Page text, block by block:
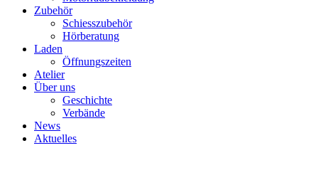
Zubehör
Schiesszubehör
Hörberatung
Laden
Öffnungszeiten
Atelier
Über uns
Geschichte
Verbände
News
Aktuelles